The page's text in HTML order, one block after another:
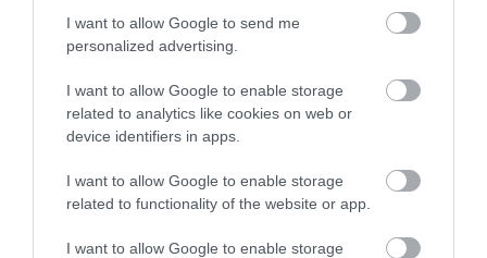
I want to allow Google to send me
personalized advertising.
I want to allow Google to enable storage
related to analytics like cookies on web or
device identifiers in apps.
I want to allow Google to enable storage
related to functionality of the website or app.
I want to allow Google to enable storage
Összesen 5
1 2
2018. Május 7.
Nem hívták fel a figyelmünket
a napi menü italra, csak
fogyasztás nélkül
szerintem az első nyitás óta